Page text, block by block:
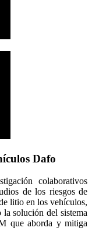
Dafo
colaborativos
de los riesgos de
litio en los vehículos,
solución del sistema
que aborda y mitiga